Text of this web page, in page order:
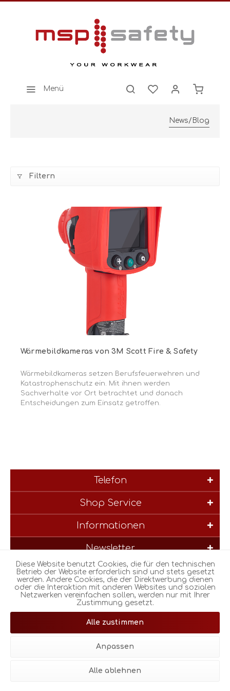
Menü
News/Blog
Filtern
Wärmebildkameras von 3M Scott Fire & Safety
Wärmebildkameras setzen Berufsfeuerwehren und
Katastrophenschutz ein. Mit ihnen werden
Sachverhalte vor Ort betrachtet und danach
Entscheidungen zum Einsatz getroffen.
Telefon
Shop Service
Informationen
Newsletter
* Alle Preise inkl. gesetzl. Mehrwertsteuer zzgl.Versandkostenund
ggf. Nachnahmegebühren, wenn nicht anders beschrieben
© Realisiert mit Shopware |Theme atmos by Zenit Design
Diese Website benutzt Cookies, die für den technischen
Betrieb der Website erforderlich sind und stets gesetzt
werden. Andere Cookies, die der Direktwerbung dienen
oder die Interaktion mit anderen Websites und sozialen
Netzwerken vereinfachen sollen, werden nur mit Ihrer
Zustimmung gesetzt.